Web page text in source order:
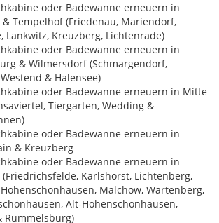
oder Badewanne erneuern in
& Tempelhof (Friedenau, Mariendorf,
Lankwitz, Kreuzberg, Lichtenrade)
oder Badewanne erneuern in
& Wilmersdorf (Schmargendorf,
& Halensee)
oder Badewanne erneuern in Mitte
Tiergarten, Wedding &
oder Badewanne erneuern in
& Kreuzberg
oder Badewanne erneuern in
Karlshorst, Lichtenberg,
Malchow, Wartenberg,
Alt-Hohenschönhausen,
Rummelsburg)